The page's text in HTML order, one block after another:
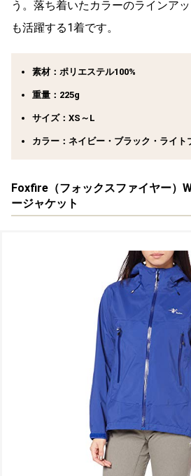
う。落ち着いたカラーのラインア
も活躍する1着です。
素材：ポリエステル100%
重量：225g
サイズ：XS～L
カラー：ネイビー・ブラック・ライト
Foxfire（フォックスファイヤー）
ージャケット